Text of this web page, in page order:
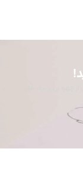
از چهره زن و برگ های